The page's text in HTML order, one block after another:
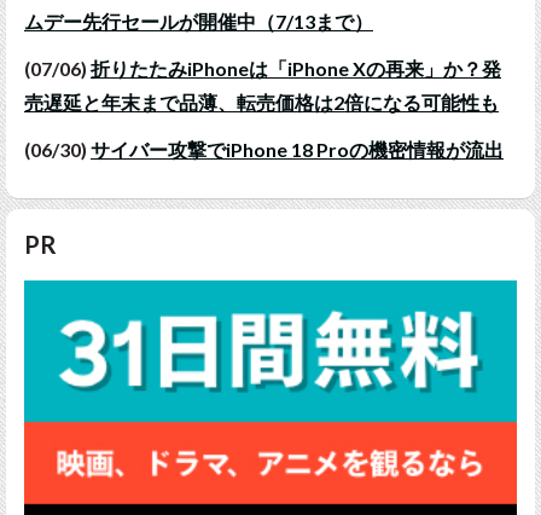
ムデー先行セールが開催中（7/13まで）
(07/06) 折りたたみiPhoneは「iPhone Xの再来」か？発
売遅延と年末まで品薄、転売価格は2倍になる可能性も
(06/30) サイバー攻撃でiPhone 18 Proの機密情報が流出
PR